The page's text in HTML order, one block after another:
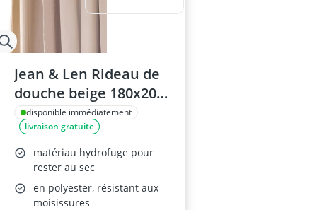
Jean & Len Rideau de
douche beige 180x200
cmdisponible immédiatement
livraison gratuite
matériau hydrofuge pour
rester au sec
en polyester, résistant aux
moisissures